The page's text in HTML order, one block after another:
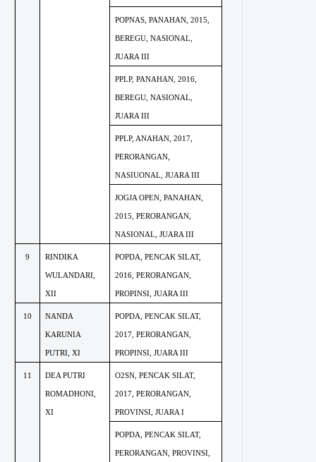
POPNAS, PANAHAN, 2015,
BEREGU, NASIONAL,
JUARA III
PPLP, PANAHAN, 2016,
BEREGU, NASIONAL,
JUARA III
PPLP, ANAHAN, 2017,
PERORANGAN,
NASIUONAL, JUARA III
JOGJA OPEN, PANAHAN,
2015, PERORANGAN,
NASIONAL, JUARA III
9 RINDIKA
WULANDARI,
XII
POPDA, PENCAK SILAT,
2016, PERORANGAN,
PROPINSI, JUARA III
10 NANDA
KARUNIA
PUTRI, XI
POPDA, PENCAK SILAT,
2017, PERORANGAN,
PROPINSI, JUARA III
11 DEA PUTRI
ROMADHONI,
XI
O2SN, PENCAK SILAT,
2017, PERORANGAN,
PROVINSI, JUARA I
POPDA, PENCAK SILAT,
PERORANGAN, PROVINSI,